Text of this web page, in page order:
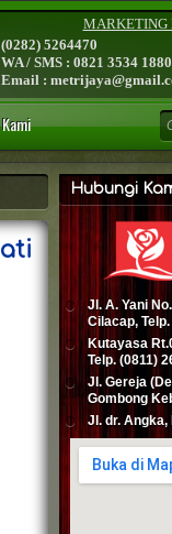
MARKETING
(0282) 5264470
WA / SMS : 0821 3534 1880
Email :
Hubungi
Jl. A. Yani
Cilacap,
Kutayasa
Telp. (0811)
Jl. Gereja
Gombong
Jl. dr. Angka,